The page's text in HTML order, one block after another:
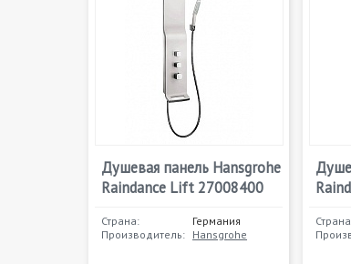
Душевая панель Hansgrohe
Raindance Lift 27008400
Страна:
Германия
Производитель: Hansgrohe